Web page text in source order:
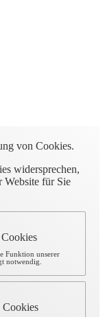
von Cookies.
widersprechen,
Website für Sie
Funktion unserer
notwendig.